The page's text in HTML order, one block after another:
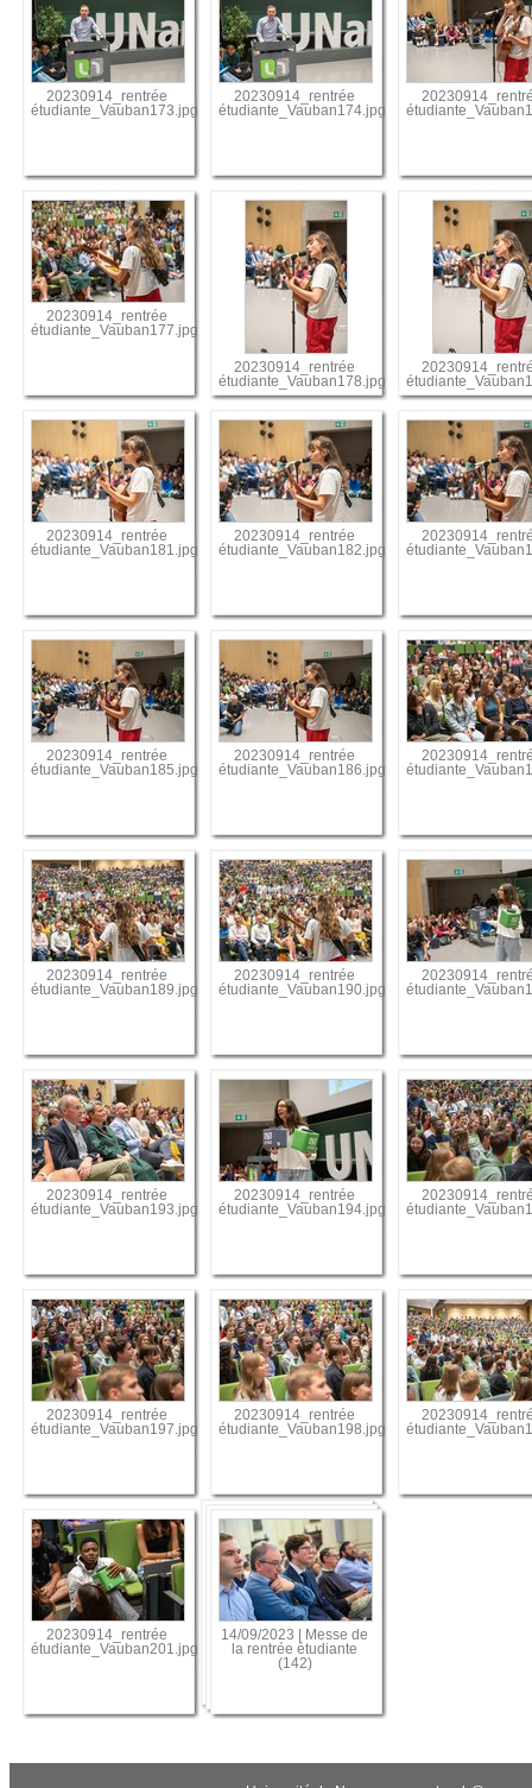
20230914_rentrée
étudiante_Vauban173.jpg
20230914_rentrée
étudiante_Vauban174.jpg
20230914_rentrée
étudiante_Vauban177.jpg
20230914_rentrée
étudiante_Vauban178.jpg
20230914_rentrée
étudiante_Vauban181.jpg
20230914_rentrée
étudiante_Vauban182.jpg
20230914_rentrée
étudiante_Vauban185.jpg
20230914_rentrée
étudiante_Vauban186.jpg
20230914_rentrée
étudiante_Vauban189.jpg
20230914_rentrée
étudiante_Vauban190.jpg
20230914_rentrée
étudiante_Vauban193.jpg
20230914_rentrée
étudiante_Vauban194.jpg
20230914_rentrée
étudiante_Vauban197.jpg
20230914_rentrée
étudiante_Vauban198.jpg
20230914_rentrée
étudiante_Vauban201.jpg
14/09/2023 | Messe de
la rentrée étudiante
(142)